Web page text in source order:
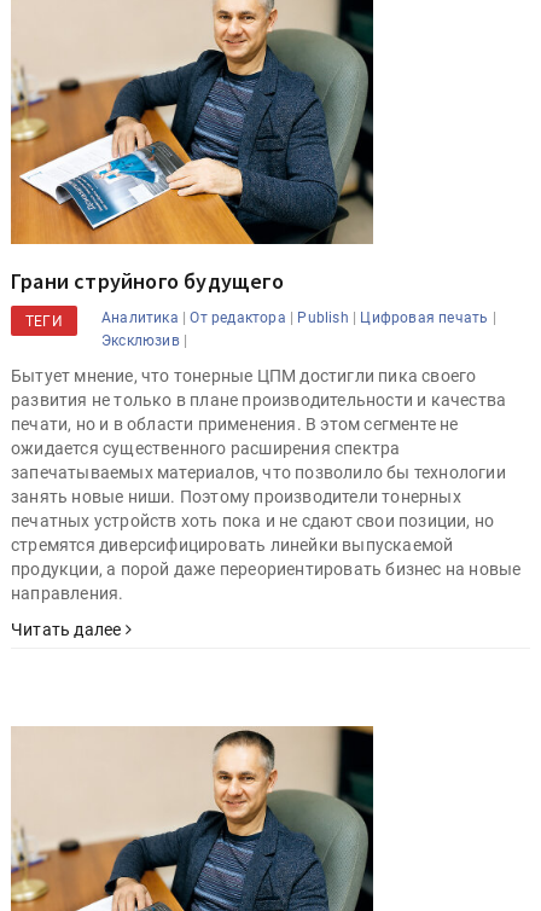
Грани струйного будущего
ТЕГИ Аналитика |От редактора | Publish | Цифровая печать |
Эксклюзив|
Бытует мнение, что тонерные ЦПМ достигли пика своего
развития не только в плане производительности и качества
печати, но и в области применения. В этом сегменте не
ожидается существенного расширения спектра
запечатываемых материалов, что позволило бы технологии
занять новые ниши. Поэтому производители тонерных
печатных устройств хоть пока и не сдают свои позиции, но
стремятся диверсифицировать линейки выпускаемой
продукции, а порой даже переориентировать бизнес на новые
направления.
Читать далее